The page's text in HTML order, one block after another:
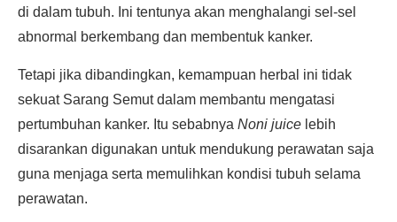
di dalam tubuh. Ini tentunya akan menghalangi sel-sel
abnormal berkembang dan membentuk kanker.
Tetapi jika dibandingkan, kemampuan herbal ini tidak
sekuat Sarang Semut dalam membantu mengatasi
pertumbuhan kanker. Itu sebabnya Noni juice lebih
disarankan digunakan untuk mendukung perawatan saja
guna menjaga serta memulihkan kondisi tubuh selama
perawatan.